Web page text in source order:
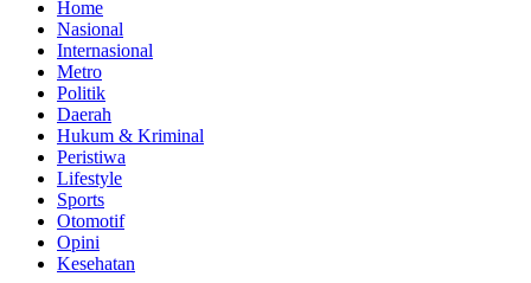
Home
Nasional
Internasional
Metro
Politik
Daerah
Hukum & Kriminal
Peristiwa
Lifestyle
Sports
Otomotif
Opini
Kesehatan